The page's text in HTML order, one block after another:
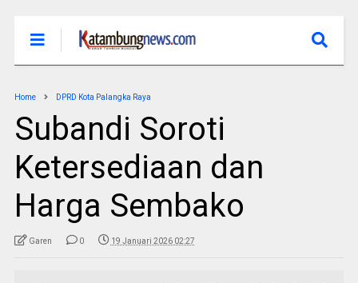
Home DPRD Kota Palangka Raya
Subandi Soroti
Ketersediaan dan
Harga Sembako
Garen 0 19 Januari 2026 02:27